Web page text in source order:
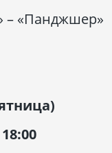
– «Панджшер»